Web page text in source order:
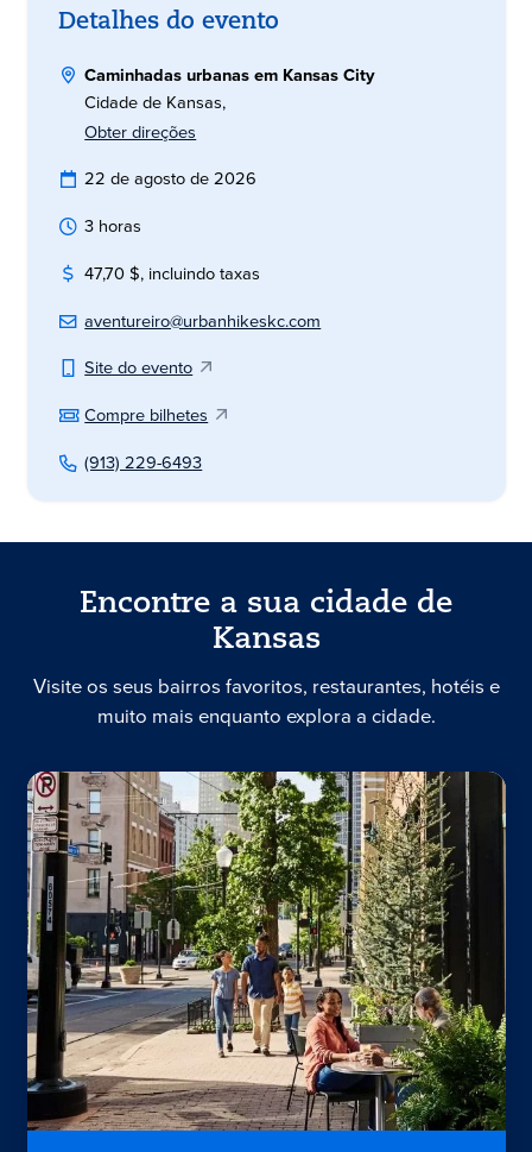
Detalhes do evento
Caminhadas urbanas em Kansas City
Cidade de Kansas,
Obter direções
22 de agosto de 2026
3 horas
47,70 $, incluindo taxas
aventureiro@urbanhikeskc.com
Site do evento
Compre bilhetes
(913) 229-6493
Encontre a sua cidade de
Kansas
Visite os seus bairros favoritos, restaurantes, hotéis e
muito mais enquanto explora a cidade.